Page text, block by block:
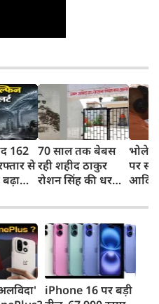
162
से
रद्द
70 साल तक बेबस
रही शहीद ठाकुर
रोशन सिंह की धरती,
मिटा दिया तीन
पीढ़ियों का दर्द
पर
iPhone 16 पर बड़ी